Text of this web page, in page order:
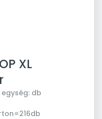
XL
egység: db